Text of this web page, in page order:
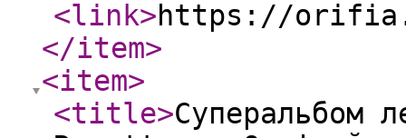
<link>https://
</item>
<item>
<title>Суперальбом